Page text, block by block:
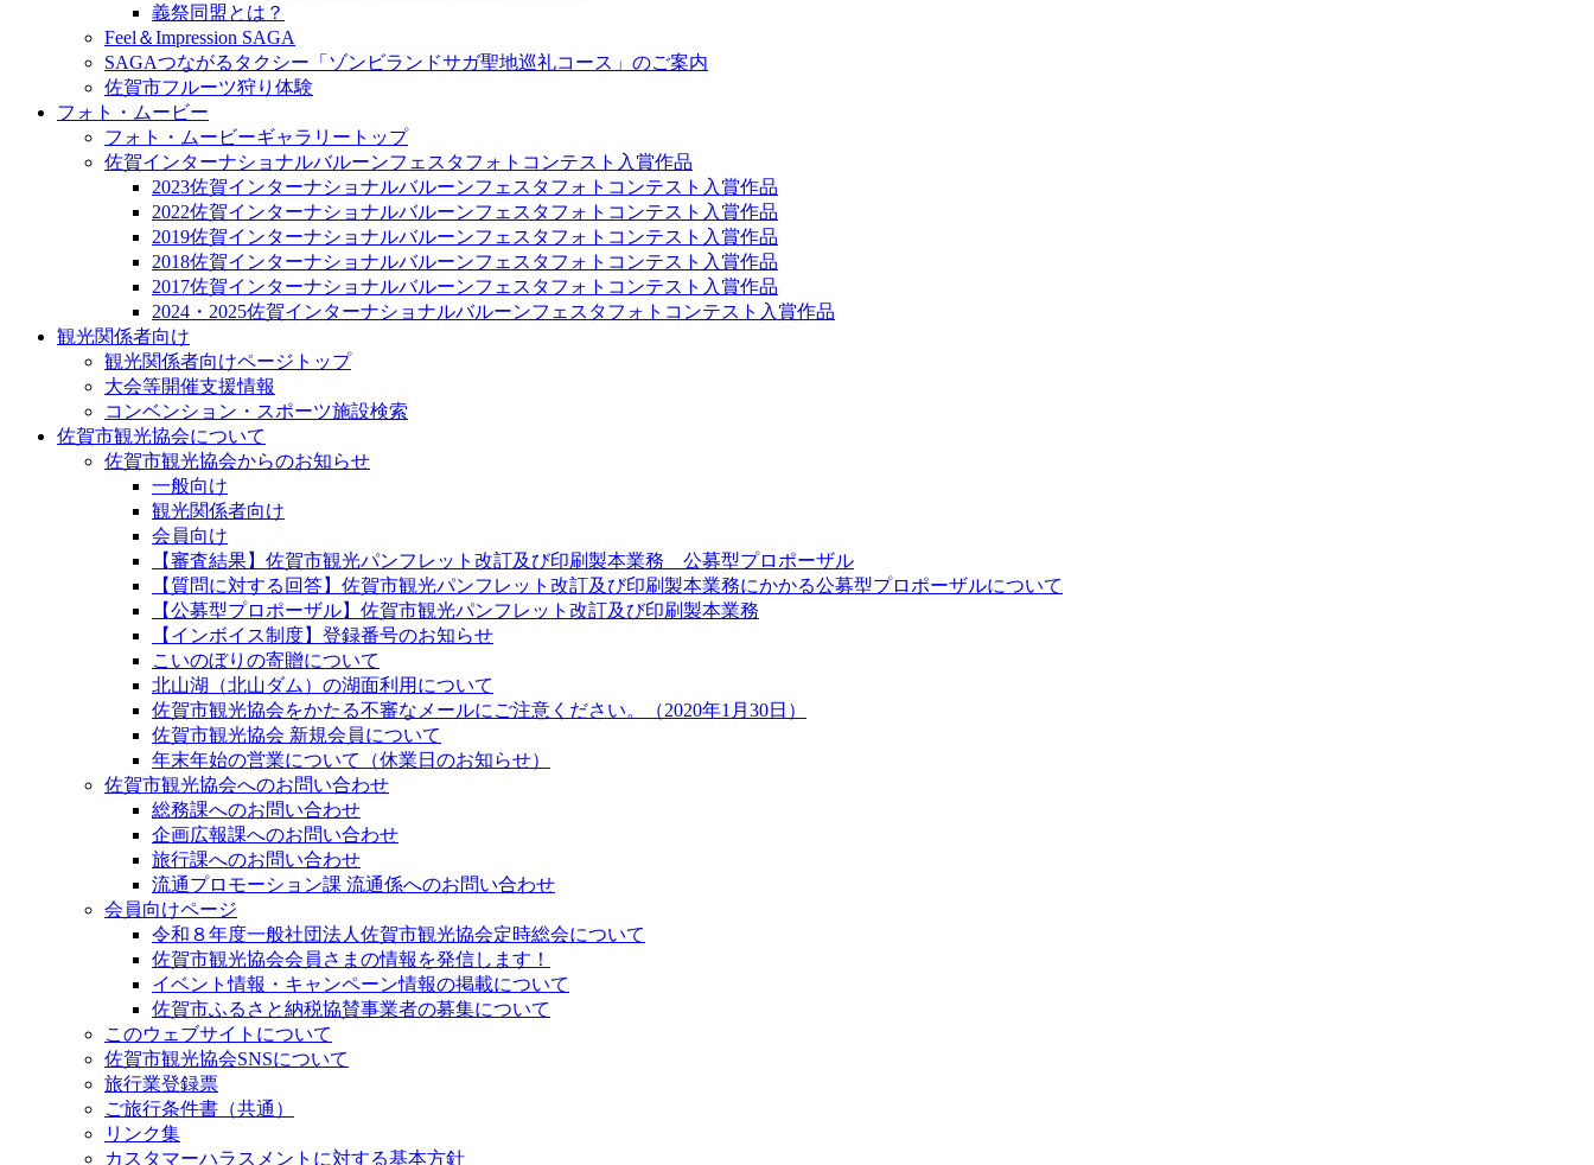
義祭同盟とは？
Feel＆Impression SAGA
SAGAつながるタクシー「ゾンビランドサガ聖地巡礼コース」のご案内
佐賀市フルーツ狩り体験
フォト・ムービー
フォト・ムービーギャラリートップ
佐賀インターナショナルバルーンフェスタフォトコンテスト入賞作品
2023佐賀インターナショナルバルーンフェスタフォトコンテスト入賞作品
2022佐賀インターナショナルバルーンフェスタフォトコンテスト入賞作品
2019佐賀インターナショナルバルーンフェスタフォトコンテスト入賞作品
2018佐賀インターナショナルバルーンフェスタフォトコンテスト入賞作品
2017佐賀インターナショナルバルーンフェスタフォトコンテスト入賞作品
2024・2025佐賀インターナショナルバルーンフェスタフォトコンテスト入賞作品
観光関係者向け
観光関係者向けページトップ
大会等開催支援情報
コンベンション・スポーツ施設検索
佐賀市観光協会について
佐賀市観光協会からのお知らせ
一般向け
観光関係者向け
会員向け
【審査結果】佐賀市観光パンフレット改訂及び印刷製本業務 公募型プロポーザル
【質問に対する回答】佐賀市観光パンフレット改訂及び印刷製本業務にかかる公募型プロポーザルについて
【公募型プロポーザル】佐賀市観光パンフレット改訂及び印刷製本業務
【インボイス制度】登録番号のお知らせ
こいのぼりの寄贈について
北山湖（北山ダム）の湖面利用について
佐賀市観光協会をかたる不審なメールにご注意ください。（2020年1月30日）
佐賀市観光協会 新規会員について
年末年始の営業について（休業日のお知らせ）
佐賀市観光協会へのお問い合わせ
総務課へのお問い合わせ
企画広報課へのお問い合わせ
旅行課へのお問い合わせ
流通プロモーション課 流通係へのお問い合わせ
会員向けページ
令和８年度一般社団法人佐賀市観光協会定時総会について
佐賀市観光協会会員さまの情報を発信します！
イベント情報・キャンペーン情報の掲載について
佐賀市ふるさと納税協賛事業者の募集について
このウェブサイトについて
佐賀市観光協会SNSについて
旅行業登録票
ご旅行条件書（共通）
リンク集
カスタマーハラスメントに対する基本方針